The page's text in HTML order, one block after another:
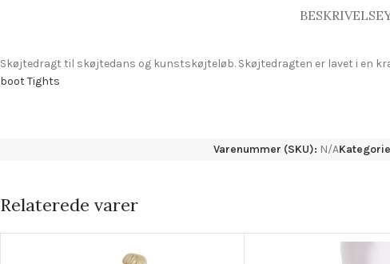
BESKRIVELSE
Skøjtedragt til skøjtedans og kunstskøjteløb. Skøjtedragten er lavet i en
boot Tights
Varenummer (SKU): N/A
Relaterede varer